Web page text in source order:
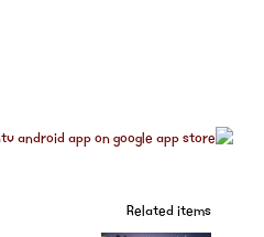
Related items